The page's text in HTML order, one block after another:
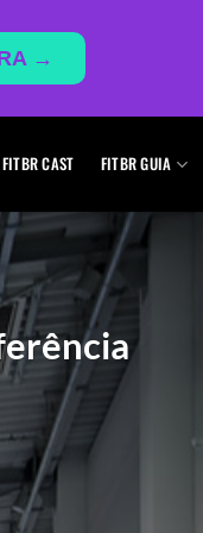
→
FITBR CAST FITBR GUIA